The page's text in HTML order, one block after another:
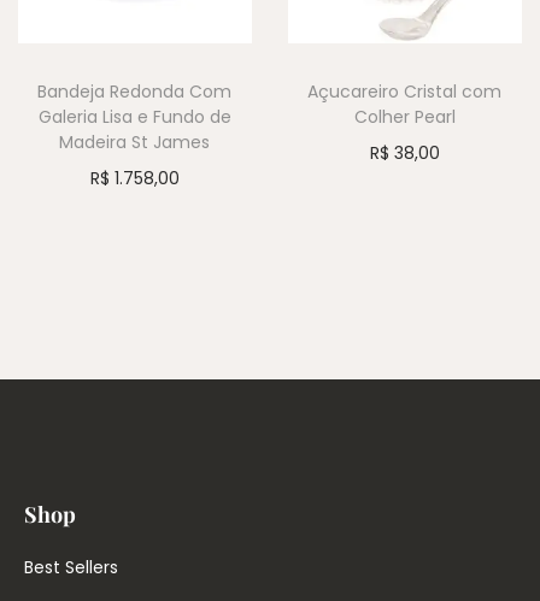
Bandeja Redonda Com
Galeria Lisa e Fundo de
Madeira St James
R$ 1.758,00
Açucareiro Cristal com
Colher Pearl
R$ 38,00
Shop
Best Sellers